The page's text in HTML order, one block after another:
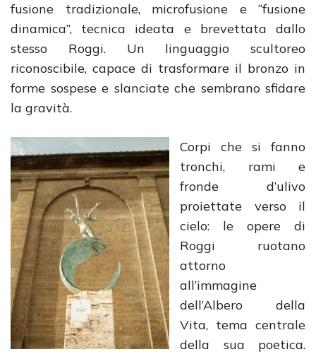
fusione tradizionale, microfusione e “fusione
dinamica”, tecnica ideata e brevettata dallo
stesso Roggi. Un linguaggio scultoreo
riconoscibile, capace di trasformare il bronzo in
forme sospese e slanciate che sembrano sfidare
la gravità.
Corpi che si fanno
tronchi, rami e
fronde d’ulivo
proiettate verso il
cielo: le opere di
Roggi ruotano
attorno
all’immagine
dell’Albero della
Vita, tema centrale
della sua poetica.